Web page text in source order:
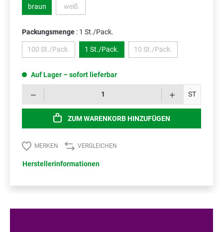
braun weiß(Diese Option ist zurzeit nicht verfügbar.)
Packungsmenge : 1 St./Pack.
100 St./Pack.(Diese Option ist zurzeit nicht verfügbar.)
1 St./Pack. 10 St./Pack.(Diese Option ist zurzeit
Auf Lager – sofort lieferbar
ST
ZUM WARENKORB HINZUFÜGEN
MERKEN VERGLEICHEN
Herstellerinformationen